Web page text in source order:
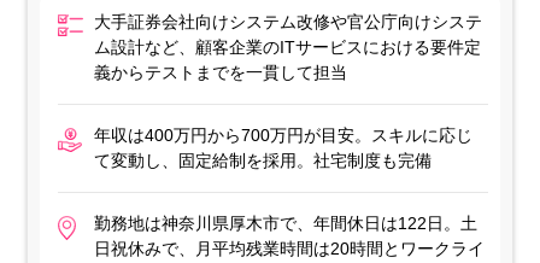
大手証券会社向けシステム改修や官公庁向けシステ
ム設計など、顧客企業のITサービスにおける要件定
義からテストまでを一貫して担当
年収は400万円から700万円が目安。スキルに応じ
て変動し、固定給制を採用。社宅制度も完備
勤務地は神奈川県厚木市で、年間休日は122日。土
日祝休みで、月平均残業時間は20時間とワークライ